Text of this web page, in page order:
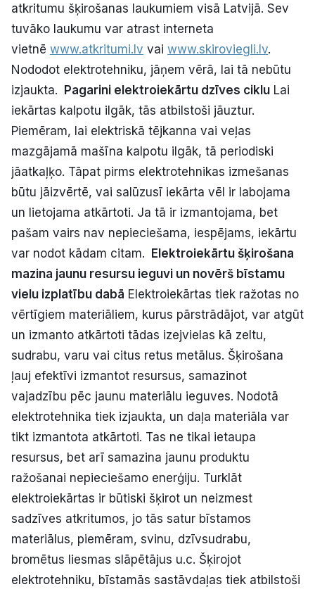
atkritumu šķirošanas laukumiem visā Latvijā. Sev
tuvāko laukumu var atrast interneta
vietnē www.atkritumi.lv vai www.skiroviegli.lv.
Nododot elektrotehniku, jāņem vērā, lai tā nebūtu
izjaukta. Pagarini elektroiekārtu dzīves ciklu Lai
iekārtas kalpotu ilgāk, tās atbilstoši jāuztur.
Piemēram, lai elektriskā tējkanna vai veļas
mazgājamā mašīna kalpotu ilgāk, tā periodiski
jāatkaļķo. Tāpat pirms elektrotehnikas izmešanas
būtu jāizvērtē, vai salūzusī iekārta vēl ir labojama
un lietojama atkārtoti. Ja tā ir izmantojama, bet
pašam vairs nav nepieciešama, iespējams, iekārtu
var nodot kādam citam. Elektroiekārtu šķirošana
mazina jaunu resursu ieguvi un novērš bīstamu
vielu izplatību dabā Elektroiekārtas tiek ražotas no
vērtīgiem materiāliem, kurus pārstrādājot, var atgūt
un izmanto atkārtoti tādas izejvielas kā zeltu,
sudrabu, varu vai citus retus metālus. Šķirošana
ļauj efektīvi izmantot resursus, samazinot
vajadzību pēc jaunu materiālu ieguves. Nodotā
elektrotehnika tiek izjaukta, un daļa materiāla var
tikt izmantota atkārtoti. Tas ne tikai ietaupa
resursus, bet arī samazina jaunu produktu
ražošanai nepieciešamo enerģiju. Turklāt
elektroiekārtas ir būtiski šķirot un neizmest
sadzīves atkritumos, jo tās satur bīstamos
materiālus, piemēram, svinu, dzīvsudrabu,
bromētus liesmas slāpētājus u.c. Šķirojot
elektrotehniku, bīstamās sastāvdaļas tiek atbilstoši